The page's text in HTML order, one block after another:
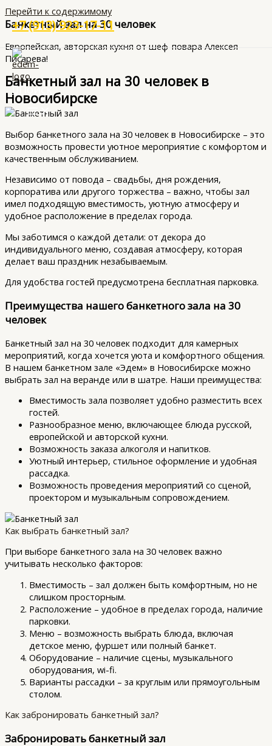
Перейти к содержимому
+7 (913) 923-17-11
Поиск
Банкетный зал на 30 человек
Европейская, авторская кухня от шеф-повара Алексея
Писарева!
Банкетный зал на 30 человек в
Новосибирске
Выбор банкетного зала на 30 человек в Новосибирске – это
возможность провести уютное мероприятие с комфортом и
качественным обслуживанием.
Независимо от повода – свадьбы, дня рождения,
корпоратива или другого торжества – важно, чтобы зал
имел подходящую вместимость, уютную атмосферу и
удобное расположение в пределах города.
Мы заботимся о каждой детали: от декора до
индивидуального меню, создавая атмосферу, которая
делает ваш праздник незабываемым.
Для удобства гостей предусмотрена бесплатная парковка.
Преимущества нашего банкетного зала на 30
человек
Банкетный зал на 30 человек подходит для камерных
мероприятий, когда хочется уюта и комфортного общения.
В нашем банкетном зале «Эдем» в Новосибирске можно
выбрать зал на веранде или в шатре. Наши преимущества:
Вместимость зала позволяет удобно разместить всех
гостей.
Разнообразное меню, включающее блюда русской,
европейской и авторской кухни.
Возможность заказа алкоголя и напитков.
Уютный интерьер, стильное оформление и удобная
рассадка.
Возможность проведения мероприятий со сценой,
проектором и музыкальным сопровождением.
Как выбрать банкетный зал?
При выборе банкетного зала на 30 человек важно
учитывать несколько факторов:
Вместимость – зал должен быть комфортным, но не
слишком просторным.
Расположение – удобное в пределах города, наличие
парковки.
Меню – возможность выбрать блюда, включая
детское меню, фуршет или полный банкет.
Оборудование – наличие сцены, музыкального
оборудования, wi-fi.
Варианты рассадки – за круглым или прямоугольным
столом.
Как забронировать банкетный зал?
Забронировать банкетный зал